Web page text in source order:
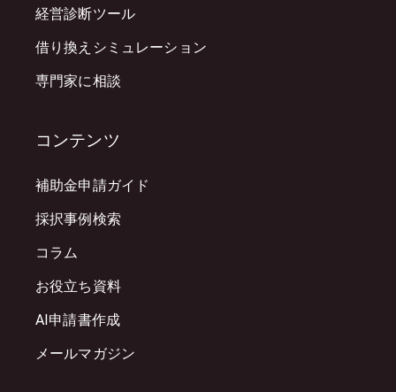
経営診断ツール
借り換えシミュレーション
専門家に相談
コンテンツ
補助金申請ガイド
採択事例検索
コラム
お役立ち資料
AI申請書作成
メールマガジン